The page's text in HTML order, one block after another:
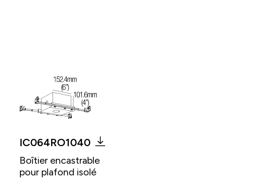
IC064RO1040
Boîtier encastrable
pour plafond isolé